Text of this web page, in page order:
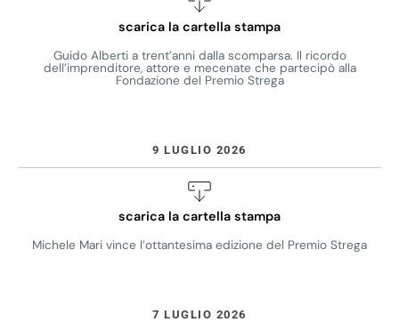
scarica la cartella stampa
Guido Alberti a trent’anni dalla scomparsa. Il ricordo
dell’imprenditore, attore e mecenate che partecipò alla
Fondazione del Premio Strega
9 LUGLIO 2026
scarica la cartella stampa
Michele Mari vince l’ottantesima edizione del Premio Strega
7 LUGLIO 2026